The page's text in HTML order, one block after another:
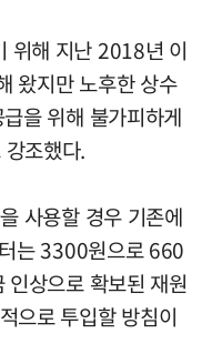
위해 지난 2018년 이
왔지만 노후한 상수
을 위해 불가피하게
조했다.
사용할 경우 기존에
는 3300원으로 660
상으로 확보된 재원
으로 투입할 방침이